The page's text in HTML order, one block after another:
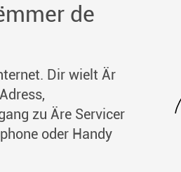
de
Dir wielt Är
zu Äre Servicer
oder Handy